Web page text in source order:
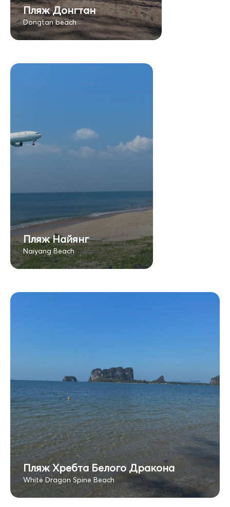
Пляж Донгтан
Dongtan beach
Пляж Найянг
Naiyang Beach
Пляж Хребта Белого Дракона
White Dragon Spine Beach